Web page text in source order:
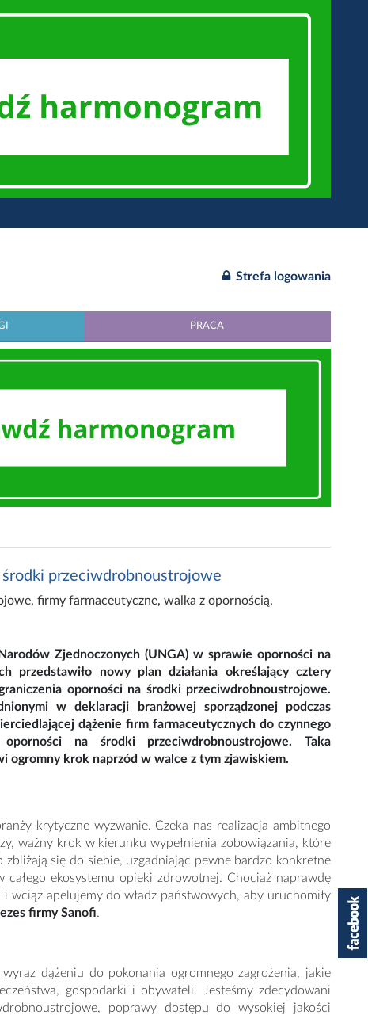
Strefa logowania
PRACA
środki przeciwdrobnoustrojowe
, firmy farmaceutyczne, walka z opornością,
Zjednoczonych (UNGA) w sprawie oporności na
przedstawiło nowy plan działania określający cztery
oporności na środki przeciwdrobnoustrojowe.
w deklaracji branżowej sporządzonej podczas
dążenie firm farmaceutycznych do czynnego
na środki przeciwdrobnoustrojowe. Taka
ogromny krok naprzód w walce z tym zjawiskiem.
krytyczne wyzwanie. Czeka nas realizacja ambitnego
ważny krok w kierunku wypełnienia zobowiązania, które
się do siebie, uzgadniając pewne bardzo konkretne
ekosystemu opieki zdrowotnej. Chociaż naprawdę
apelujemy do władz państwowych, aby uruchomiły
firmy Sanofi.
dążeniu do pokonania ogromnego zagrożenia, jakie
gospodarki i obywateli. Jesteśmy zdecydowani
poprawy dostępu do wysokiej jakości